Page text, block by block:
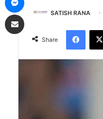
SATISH RANA
Share
Share via Email